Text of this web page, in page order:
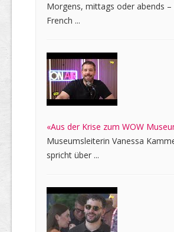
Morgens, mittags oder abends –
French ...
«Aus der Krise zum WOW
Museumsleiterin Vanessa
spricht über ...